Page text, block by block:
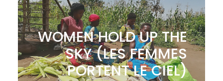
WOMEN HOLD UP THE
SKY (LES FEMMES
PORTENT LE CIEL)